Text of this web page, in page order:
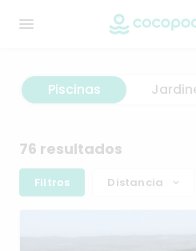
Piscinas
76 resultados
Filtros Distancia